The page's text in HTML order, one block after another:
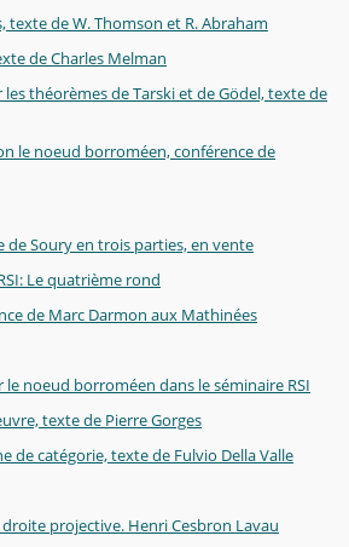
texte de W. Thomson et R. Abraham
de Charles Melman
théorèmes de Tarski et de Gödel, texte de
le noeud borroméen, conférence de
de Soury en trois parties, en vente
Le quatrième rond
de Marc Darmon aux Mathinées
le noeud borroméen dans le séminaire RSI
texte de Pierre Gorges
de catégorie, texte de Fulvio Della Valle
projective. Henri Cesbron Lavau